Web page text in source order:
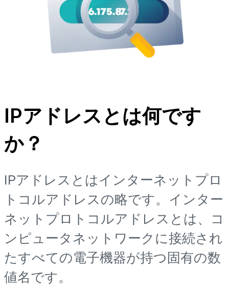
IPアドレスとは何です
か？
IPアドレスとはインターネットプロ
トコルアドレスの略です。インター
ネットプロトコルアドレスとは、コ
ンピュータネットワークに接続され
たすべての電子機器が持つ固有の数
値名です。